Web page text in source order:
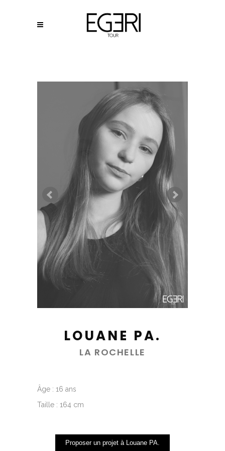
LOUANE PA.
LA ROCHELLE
Âge : 16 ans
Taille : 164 cm
Proposer un projet à Louane PA.